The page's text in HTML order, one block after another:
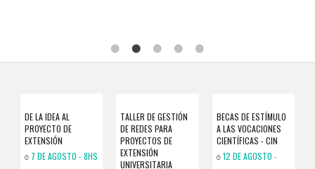
DE LA IDEA AL
PROYECTO DE
EXTENSIÓN
7 DE AGOSTO - 8HS
TALLER DE GESTIÓN
DE REDES PARA
PROYECTOS DE
EXTENSIÓN
UNIVERSITARIA
BECAS DE ESTÍMULO
A LAS VOCACIONES
CIENTÍFICAS - CIN
12 DE AGOSTO -